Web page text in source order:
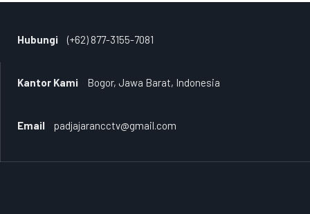
Hubungi (+62) 877-3155-7081
Kantor Kami Bogor, Jawa Barat, Indonesia
Email padjajarancctv@gmail.com